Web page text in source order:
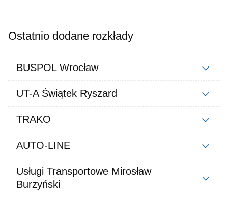
Ostatnio dodane rozkłady
BUSPOL Wrocław
UT-A Świątek Ryszard
TRAKO
AUTO-LINE
Usługi Transportowe Mirosław
Burzyński